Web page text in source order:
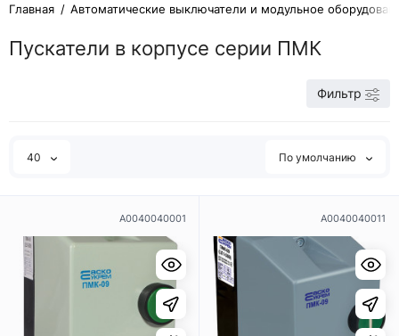
Главная Автоматические выключатели и модульное
Пускатели в корпусе серии ПМК
Фильтр
40 По умолчанию
A0040040001 A0040040011